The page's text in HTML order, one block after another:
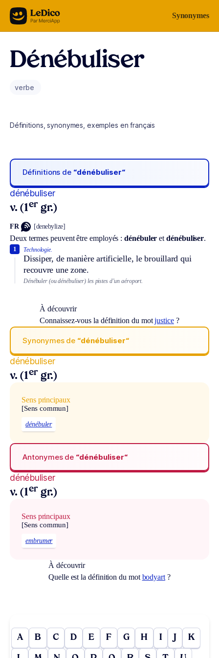
Aller au contenu Synonymes
Dénébuliser
verbe
Définitions, synonymes, exemples en français
Définitions de “dénébuliser“
dénébuliser
v. (1er gr.)
FR [denebylize]
Deux termes peuvent être employés :dénébuler etdénébuliser.
Technologie.
Dissiper, de manière artificielle, le brouillard qui
recouvre une zone.
1
Dénébuler (ou dénébuliser) les pistes d’un aéroport.
À découvrir
Connaissez-vous la définition du motjustice?
Synonymes de “dénébuliser“
dénébuliser
v. (1er gr.)
Sens principaux
[Sens commun]
dénébuler
Antonymes de “dénébuliser“
dénébuliser
v. (1er gr.)
Sens principaux
[Sens commun]
embrumer
À découvrir
Quelle est la définition du mot bodyart ?
A B C D E F G H I J K